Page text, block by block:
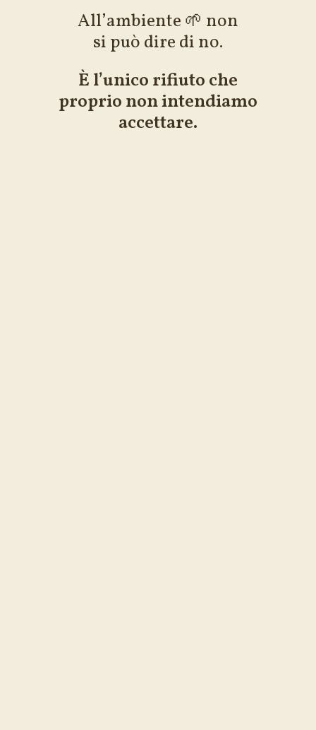
All’ambiente 🌱 non
si può dire di no.
È l’unico rifiuto che
proprio non intendiamo
accettare.